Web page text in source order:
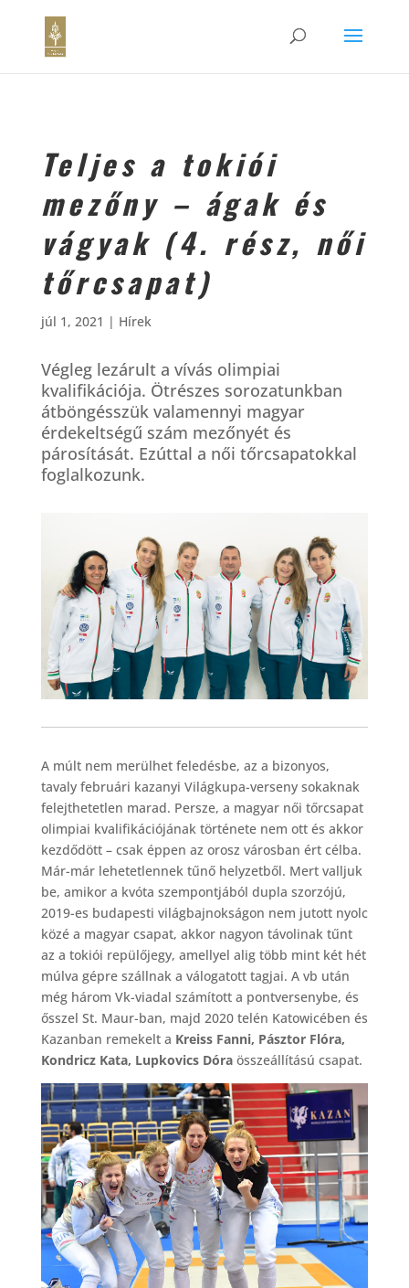
Teljes a tokiói
mezőny – ágak és
vágyak (4. rész, női
tőrcsapat)
júl 1, 2021 | Hírek
Végleg lezárult a vívás olimpiai
kvalifikációja. Ötrészes sorozatunkban
átböngésszük valamennyi magyar
érdekeltségű szám mezőnyét és
párosítását. Ezúttal a női tőrcsapatokkal
foglalkozunk.
A múlt nem merülhet feledésbe, az a bizonyos,
tavaly februári kazanyi Világkupa-verseny sokaknak
felejthetetlen marad. Persze, a magyar női tőrcsapat
olimpiai kvalifikációjának története nem ott és akkor
kezdődött – csak éppen az orosz városban ért célba.
Már-már lehetetlennek tűnő helyzetből. Mert valljuk
be, amikor a kvóta szempontjából dupla szorzójú,
2019-es budapesti világbajnokságon nem jutott nyolc
közé a magyar csapat, akkor nagyon távolinak tűnt
az a tokiói repülőjegy, amellyel alig több mint két hét
múlva gépre szállnak a válogatott tagjai. A vb után
még három Vk-viadal számított a pontversenybe, és
ősszel St. Maur-ban, majd 2020 telén Katowicében és
Kazanban remekelt a Kreiss Fanni, Pásztor Flóra,
Kondricz Kata, Lupkovics Dóraösszeállítású csapat.